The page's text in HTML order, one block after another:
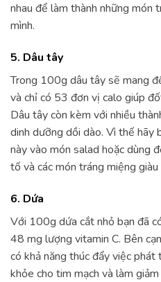
nhau để làm thành những món
mình.
5. Dâu tây
Trong 100g dâu tây sẽ mang
và chỉ có 53 đơn vị calo giúp
Dâu tây còn kèm với nhiều
dinh dưỡng dồi dào. Vì thế hãy
này vào món salad hoặc dùng
tố và các món tráng miệng
6. Dứa
Với 100g dứa cắt nhỏ bạn đã
48 mg lượng vitamin C. Bên
có khả năng thúc đẩy việc
khỏe cho tim mạch và làm